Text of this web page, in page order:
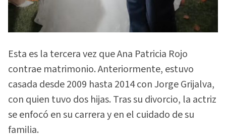
Esta es la tercera vez que Ana Patricia Rojo
contrae matrimonio. Anteriormente, estuvo
casada desde 2009 hasta 2014 con Jorge Grijalva,
con quien tuvo dos hijas. Tras su divorcio, la actriz
se enfocó en su carrera y en el cuidado de su
familia.